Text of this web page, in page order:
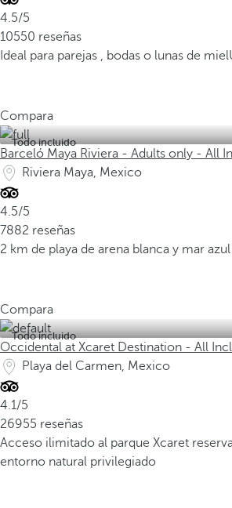
4.5/5
10550 reseñas
Ideal para parejas , bodas o lunas de miel
Compara
Todo incluido
Barceló Maya Riviera - Adults only - All
Riviera Maya, Mexico
4.5/5
7882 reseñas
2 km de playa de arena blanca y mar
Compara
Todo incluido
Occidental at Xcaret Destination - All
Playa del Carmen, Mexico
4.1/5
26955 reseñas
Acceso ilimitado al parque Xcaret
entorno natural privilegiado